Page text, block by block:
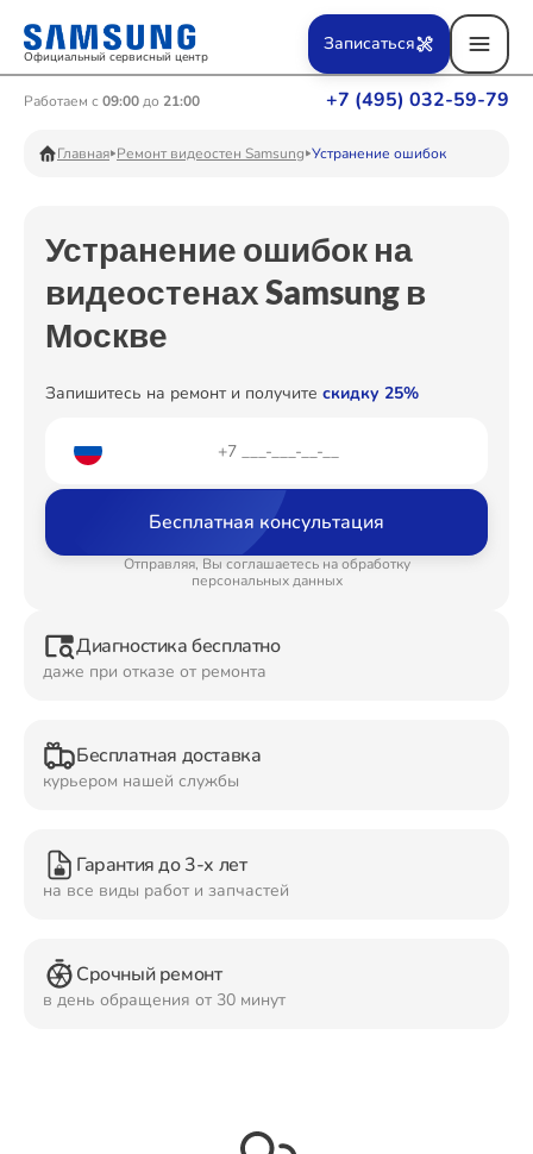
Официальный сервисный центр
+7 (495) 032-59-79
Работаем с 09:00до 21:00
Записаться
Главная Ремонт видеостен Samsung Устранение ошибок
Устранение ошибок на
видеостенах Samsung в
Москве
Запишитесь на ремонт и получите скидку 25%
Бесплатная консультация
Отправляя, Вы соглашаетесь на обработку
персональных данных
Диагностика бесплатно
даже при отказе от ремонта
Бесплатная доставка
курьером нашей службы
Гарантия до 3-х лет
на все виды работ и запчастей
Срочный ремонт
в день обращения от 30 минут
Ремонт Вертикальных пылесосов
Ремонт Телевизоров
Ремонт Пылесосов
Ремонт Планшетов
Ремонт Принтеров